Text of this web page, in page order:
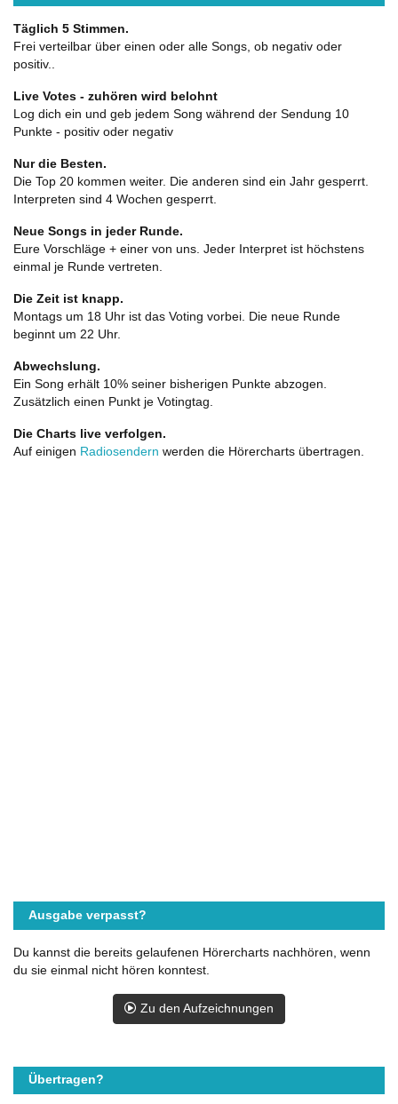
Täglich 5 Stimmen.
Frei verteilbar über einen oder alle Songs, ob negativ oder
positiv..
Live Votes - zuhören wird belohnt
Log dich ein und geb jedem Song während der Sendung 10
Punkte - positiv oder negativ
Nur die Besten.
Die Top 20 kommen weiter. Die anderen sind ein Jahr gesperrt.
Interpreten sind 4 Wochen gesperrt.
Neue Songs in jeder Runde.
Eure Vorschläge + einer von uns. Jeder Interpret ist höchstens
einmal je Runde vertreten.
Die Zeit ist knapp.
Montags um 18 Uhr ist das Voting vorbei. Die neue Runde
beginnt um 22 Uhr.
Abwechslung.
Ein Song erhält 10% seiner bisherigen Punkte abzogen.
Zusätzlich einen Punkt je Votingtag.
Die Charts live verfolgen.
Auf einigen Radiosendern werden die Hörercharts übertragen.
Ausgabe verpasst?
Du kannst die bereits gelaufenen Hörercharts nachhören, wenn
du sie einmal nicht hören konntest.
Zu den Aufzeichnungen
Übertragen?